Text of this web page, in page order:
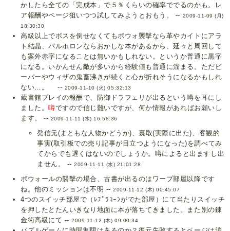
かしたら全ての「完成本」で５％くらいの確率ででるのかも。レ
ア報酬やページ狙いつつ試してみようとおもう。 -- 2009-11-09 (月)
18:30:30
高級以上でボスを倒せなくてもポウォ襲撃なら革やカイトにアラ
ト結晶、パルホロンならおかしな本があるから、延々と周回して
も案外赤字になることは無いかもしれない。というか普通に黒字
になる。いかんせん敵が多いから経験値も普通に溜まる。ただビ
ーパーやウィザの鬼畜沸きが続くと心が折れそうになるかもしれ
ない…。 -- 2009-11-10 (火) 05:32:13
蔵書館プレイの報酬で、防御ドラフェリが出るという噂を耳にし
ました。噂ですので信じ難いですが、何か情報があればお願いし
ます。 -- 2009-11-11 (水) 16:58:36
発信元(まともな人物かどうか)、裏取(実際に出た)、客観的
事実(取引板での売り記事が目立つようになった)を調べてみ
てからでも遅くはないのでしょうか。噂によると出ますし出
ません。 --2009-11-11 (水) 21:01:28
ポウォールの襲撃の場合、古書が出るのはワープ部屋以降です
ね。他のミッションは不明 --2009-11-12 (木) 00:45:07
4つのスイッチ部屋で（ﾚﾌﾟﾗｺｰﾝがでた部屋）にて当たりスイッチ
を押したとたんいきなり地面に本が落ちてきました。また別の錬
金術高級にて --2009-11-12 (木) 09:00:34